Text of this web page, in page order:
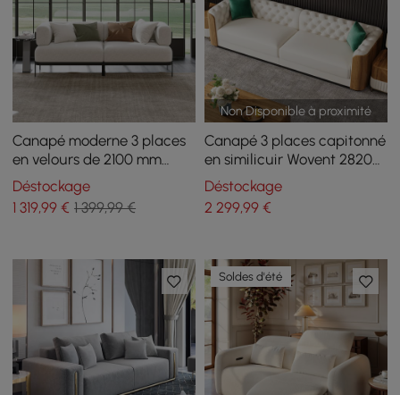
Canapé moderne 3 places
en velours de 2100 mm
avec pieds en métal
Déstockage
1 319,99 € 1 399,99 €
Non Disponible à proximité
Canapé 3 places capitonné
en similicuir Wovent 2820
mm
Déstockage
2 299,99€
Soldes d'été